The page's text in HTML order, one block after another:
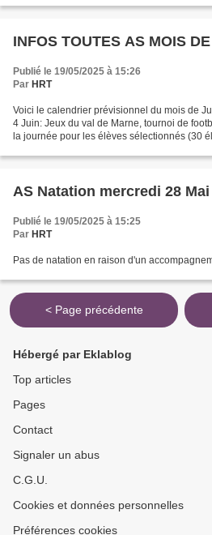
INFOS TOUTES AS MOIS
Publié le 19/05/2025 à 15:26
Par HRT
Voici le calendrier prévisionnel du mois de
4 Juin: Jeux du val de Marne, tournoi de
la journée pour les élèves sélectionnés (30
AS Natation mercredi 28 Mai
Publié le 19/05/2025 à 15:25
Par HRT
Pas de natation en raison d'un
< Page précédente
Hébergé par Eklablog
Top articles
Pages
Contact
Signaler un abus
C.G.U.
Cookies et données personnelles
Préférences cookies